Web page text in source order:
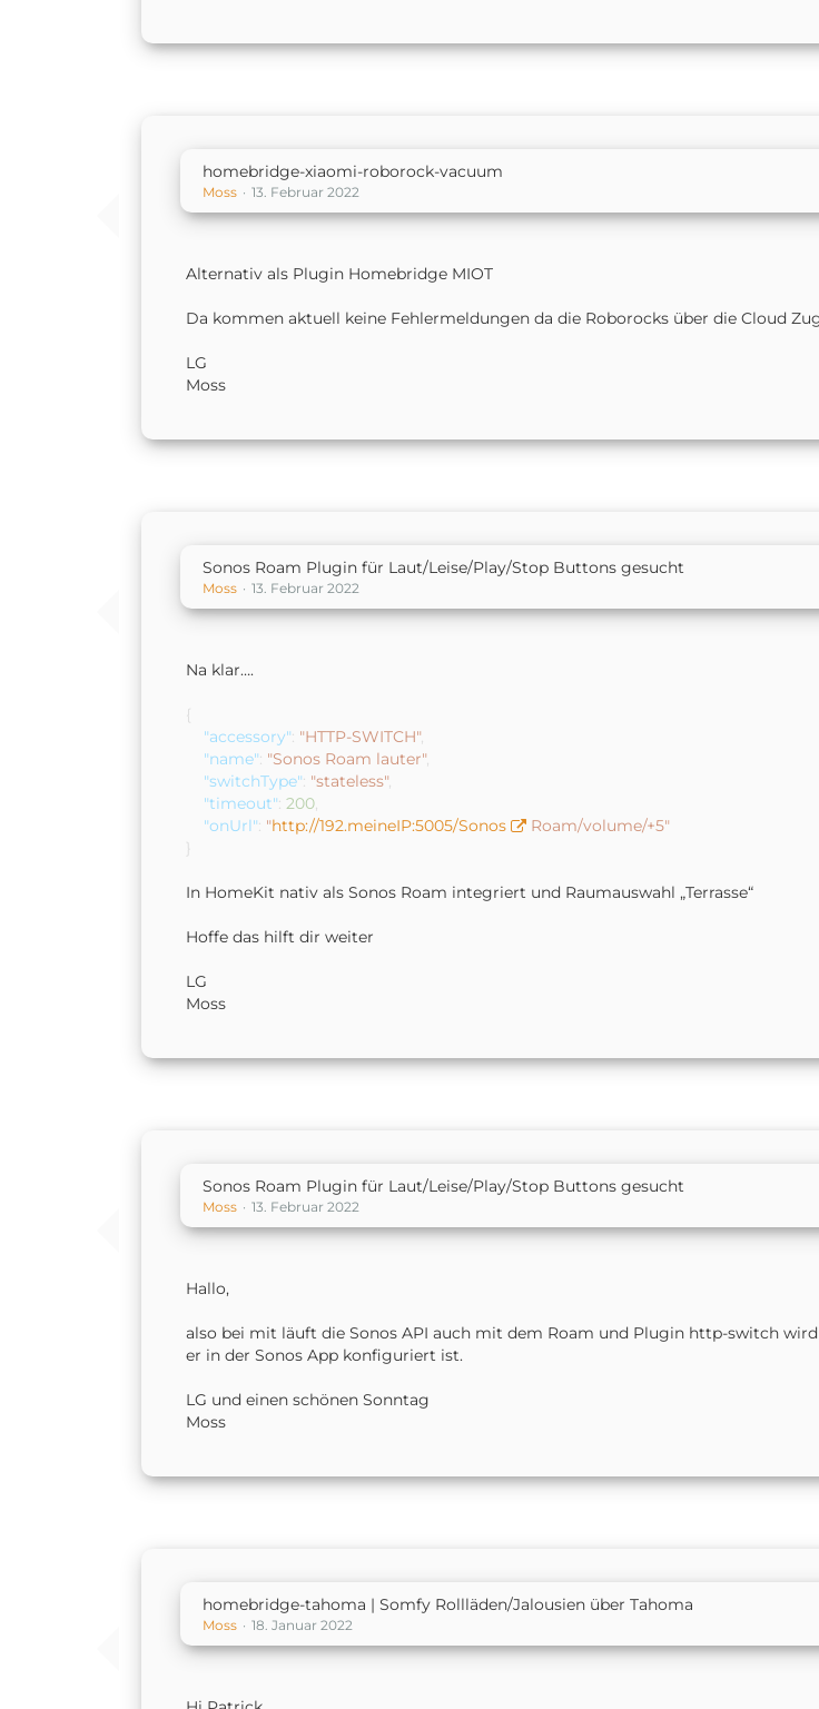
homebridge-xiaomi-roborock-vacuum
Moss 13. Februar 2022
Alternativ als Plugin Homebridge MIOT
Da kommen aktuell keine Fehlermeldungen da die Roborocks über die Cloud
LG
Moss
Sonos Roam Plugin für Laut/Leise/Play/Stop Buttons gesucht
Moss 13. Februar 2022
Na klar….
{
"accessory": "HTTP-SWITCH",
"name": "Sonos Roam lauter",
"switchType": "stateless",
"timeout": 200,
"onUrl": "http://192.meineIP:5005/Sonos
Roam/volume/+5"
}
In HomeKit nativ als Sonos Roam integriert und Raumauswahl „Terrasse“
Hoffe das hilft dir weiter
LG
Moss
Sonos Roam Plugin für Laut/Leise/Play/Stop Buttons gesucht
Moss 13. Februar 2022
Hallo,
also bei mit läuft die Sonos API auch mit dem Roam und Plugin http-switch
er in der Sonos App konfiguriert ist.
LG und einen schönen Sonntag
Moss
homebridge-tahoma | Somfy Rollläden/Jalousien über Tahoma
Moss 18. Januar 2022